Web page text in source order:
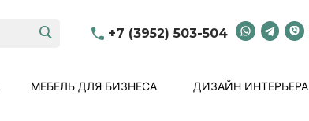
+7 (3952) 503-504
МЕБЕЛЬ ДЛЯ БИЗНЕСА ДИЗАЙН ИНТЕРЬЕРА